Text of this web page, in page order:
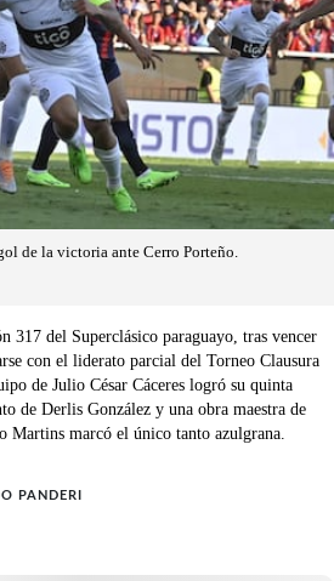
de la victoria ante Cerro Porteño.
317 del Superclásico paraguayo, tras vencer
con el liderato parcial del Torneo Clausura
de Julio César Cáceres logró su quinta
de Derlis González y una obra maestra de
Martins marcó el único tanto azulgrana.
PANDERI